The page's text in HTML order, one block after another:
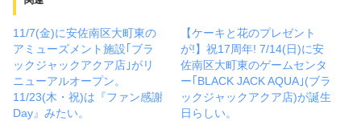
11/7(金)に安佐南区大町東の
アミューズメント施設｢ブラ
ックジャックアクア店｣がリ
ニューアルオープン。
11/23(木・祝)は『ファン感謝
Day』みたい。
【ケーキと花のプレゼント
が!】祝17周年! 7/14(日)に安
佐南区大町東のゲームセンタ
ー｢BLACK JACK AQUA｣(ブラ
ックジャックアクア店)が誕生
日らしい。